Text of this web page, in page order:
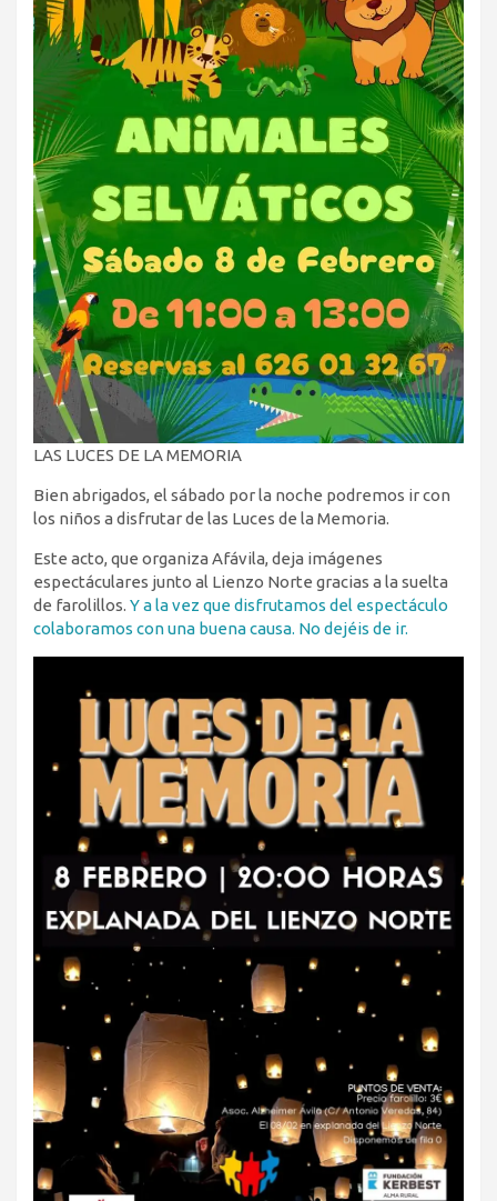
LAS LUCES DE LA MEMORIA
Bien abrigados, el sábado por la noche podremos ir con
los niños a disfrutar de las Luces de la Memoria.
Este acto, que organiza Afávila, deja imágenes
espectáculares junto al Lienzo Norte gracias a la suelta
de farolillos. Y a la vez que disfrutamos del espectáculo
colaboramos con una buena causa. No dejéis de ir.